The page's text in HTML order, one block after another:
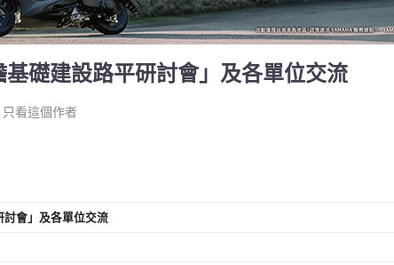
礎建設路平研討會」及各單位交流
只看這個作者
討會」及各單位交流